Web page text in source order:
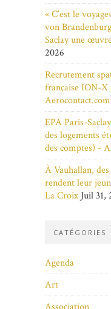
« C’est le
von
Saclay une
2026
Recrutement
française ION-X
Aerocontact.com
EPA Paris-
des logements
des comptes) -
À Vauhallan,
rendent leur
La Croix Juil 31,
CATÉGORIES
Agenda
Art